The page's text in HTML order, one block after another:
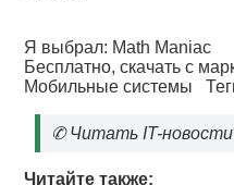
Я выбрал: Math Maniac
Бесплатно, скачать с
Мобильные системы
✆Читать IT-новости
Читайте также: